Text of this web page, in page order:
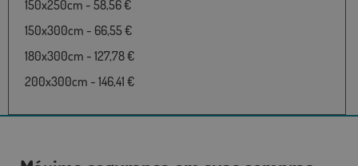
150x250cm - 58,56 €
150x300cm - 66,55 €
180x300cm - 127,78 €
200x300cm - 146,41 €